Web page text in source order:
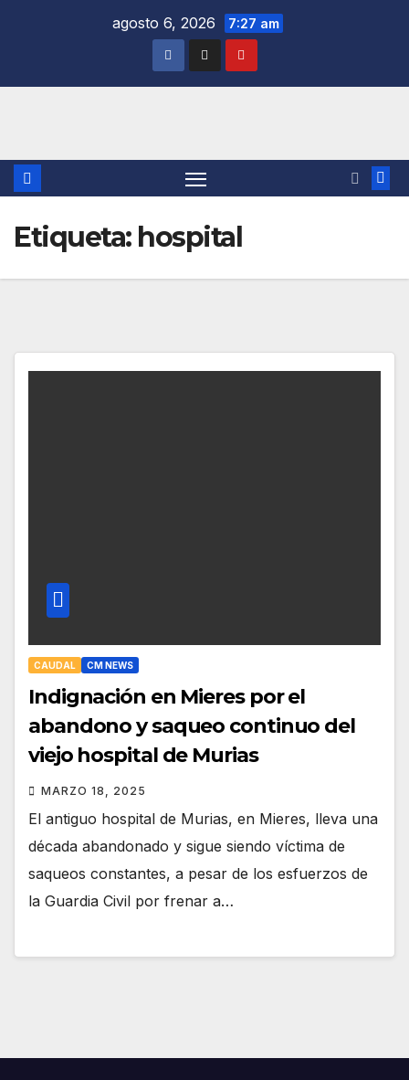
agosto 6, 2026 7:27 am
Etiqueta: hospital
CAUDAL CM NEWS
Indignación en Mieres por el
abandono y saqueo continuo del
viejo hospital de Murias
MARZO 18, 2025
El antiguo hospital de Murias, en Mieres, lleva una
década abandonado y sigue siendo víctima de
saqueos constantes, a pesar de los esfuerzos de
la Guardia Civil por frenar a…